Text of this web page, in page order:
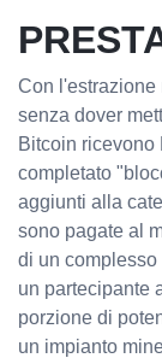
Con l'estrazione
senza dover
Bitcoin ricevono
completato
aggiunti alla
sono pagate al
di un
un partecipante
porzione di
un impianto